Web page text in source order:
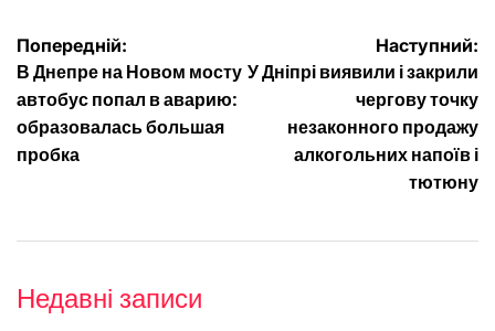
Навігація
записів
Попередній:
В Днепре на Новом мосту
автобус попал в аварию:
образовалась большая
пробка
Наступний:
У Дніпрі виявили і закрили
чергову точку
незаконного продажу
алкогольних напоїв і
тютюну
Недавні записи